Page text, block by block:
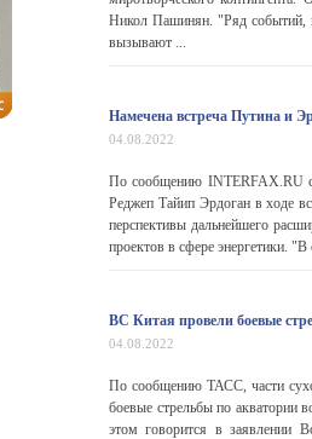
Никол Пашинян. "Ряд событий,
вызывают ...
Намечена встреча Путина и
04.08.2022
По сообщению INTERFAX.RU
Реджеп Тайип Эрдоган в ходе
перспективы дальнейшего
проектов в сфере энергетики.
ВС Китая провели боевые
04.08.2022
По сообщению ТАСС, части
боевые стрельбы по акватории
этом говорится в заявлении